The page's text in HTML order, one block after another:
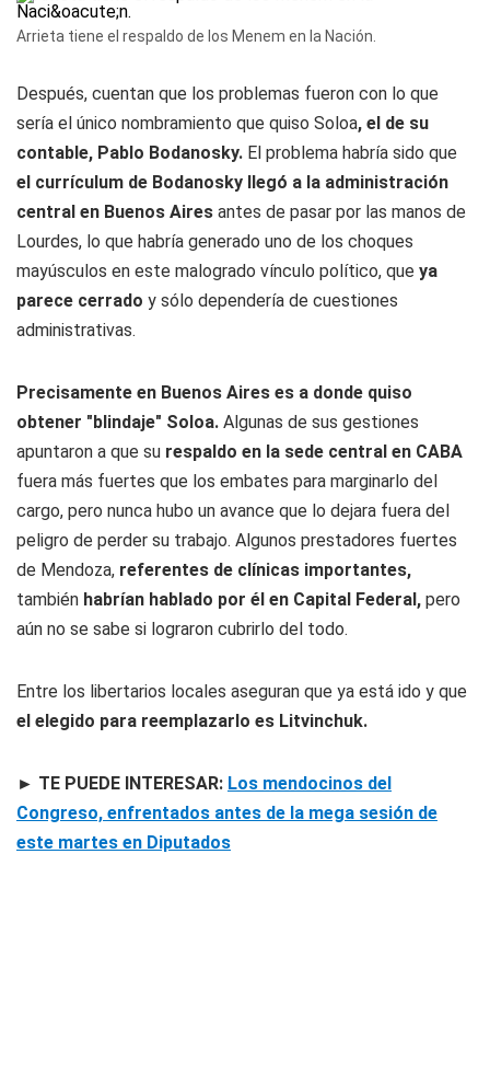
Arrieta tiene el respaldo de los Menem en la Nación.
Después, cuentan que los problemas fueron con lo que
sería el único nombramiento que quiso Soloa, el de su
contable, Pablo Bodanosky. El problema habría sido que
el currículum de Bodanosky llegó a la administración
central en Buenos Aires antes de pasar por las manos de
Lourdes, lo que habría generado uno de los choques
mayúsculos en este malogrado vínculo político, que ya
parece cerrado y sólo dependería de cuestiones
administrativas.
Precisamente en Buenos Aires es a donde quiso
obtener "blindaje" Soloa. Algunas de sus gestiones
apuntaron a que su respaldo en la sede central en CABA
fuera más fuertes que los embates para marginarlo del
cargo, pero nunca hubo un avance que lo dejara fuera del
peligro de perder su trabajo. Algunos prestadores fuertes
de Mendoza, referentes de clínicas importantes,
también habrían hablado por él en Capital Federal, pero
aún no se sabe si lograron cubrirlo del todo.
Entre los libertarios locales aseguran que ya está ido y que
el elegido para reemplazarlo es Litvinchuk.
► TE PUEDE INTERESAR: Los mendocinos del
Congreso, enfrentados antes de la mega sesión de
este martes en Diputados